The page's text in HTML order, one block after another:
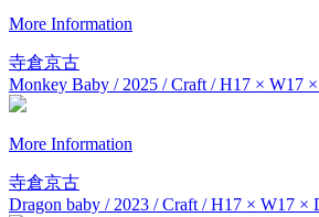
More Information
寺倉京古
Monkey Baby / 2025 / Craft / H17 × W17
More Information
寺倉京古
Dragon baby / 2023 / Craft / H17 × W17 ×